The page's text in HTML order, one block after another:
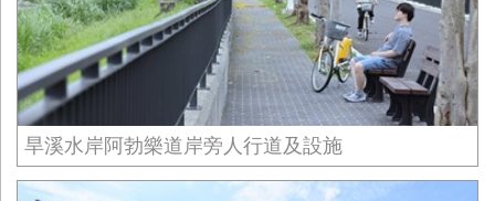
旱溪水岸阿勃樂道岸旁人行道及設施